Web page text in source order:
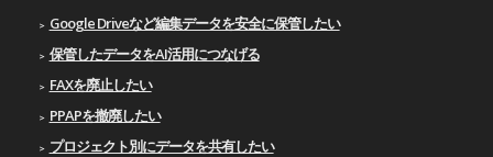
Google Driveなど編集データを安全に保管したい
保管したデータをAI活用につなげる
FAXを廃止したい
PPAPを撤廃したい
プロジェクト別にデータを共有したい